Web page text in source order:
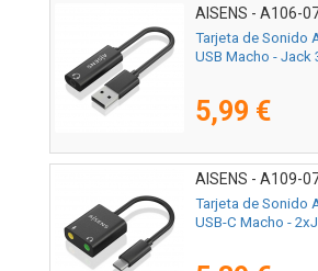
AISENS - A106-
Tarjeta de Sonido
USB Macho - Jack
5,99 €
AISENS - A109-
Tarjeta de Sonido
USB-C Macho -